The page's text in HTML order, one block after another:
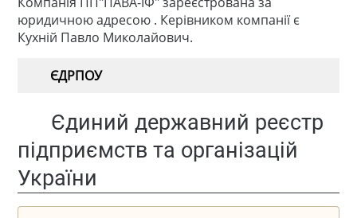
юридичною адресою . Керівником компанії є
Кухній Павло Миколайович.
ЄДРПОУ
Єдиний державний реєстр
підприємств та організацій
України